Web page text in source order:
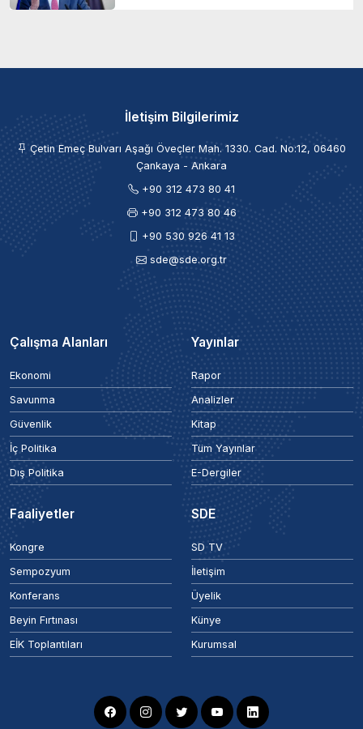
İletişim Bilgilerimiz
Çetin Emeç Bulvarı Aşağı Öveçler Mah. 1330. Cad. No:12, 06460
Çankaya - Ankara
+90 312 473 80 41
+90 312 473 80 46
+90 530 926 41 13
sde@sde.org.tr
Çalışma Alanları
Ekonomi
Savunma
Güvenlik
İç Politika
Dış Politika
Yayınlar
Rapor
Analizler
Kitap
Tüm Yayınlar
E-Dergiler
Faaliyetler
Kongre
Sempozyum
Konferans
Beyin Fırtınası
EİK Toplantıları
SDE
SD TV
İletişim
Üyelik
Künye
Kurumsal